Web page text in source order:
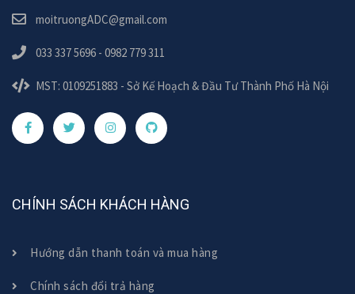
moitruongADC@gmail.com
033 337 5696 - 0982 779 311
MST: 0109251883 - Sở Kế Hoạch & Đầu Tư Thành Phố Hà Nội
CHÍNH SÁCH KHÁCH HÀNG
Hướng dẫn thanh toán và mua hàng
Chính sách đổi trả hàng